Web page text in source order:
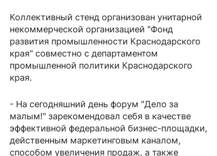
Коллективный стенд организован унитарной
некоммерческой организацией "Фонд
развития промышленности Краснодарского
края" совместно с департаментом
промышленной политики Краснодарского
края.
- На сегодняшний день форум "Дело за
малым!" зарекомендовал себя в качестве
эффективной федеральной бизнес-площадки,
действенным маркетинговым каналом,
способом увеличения продаж, а также